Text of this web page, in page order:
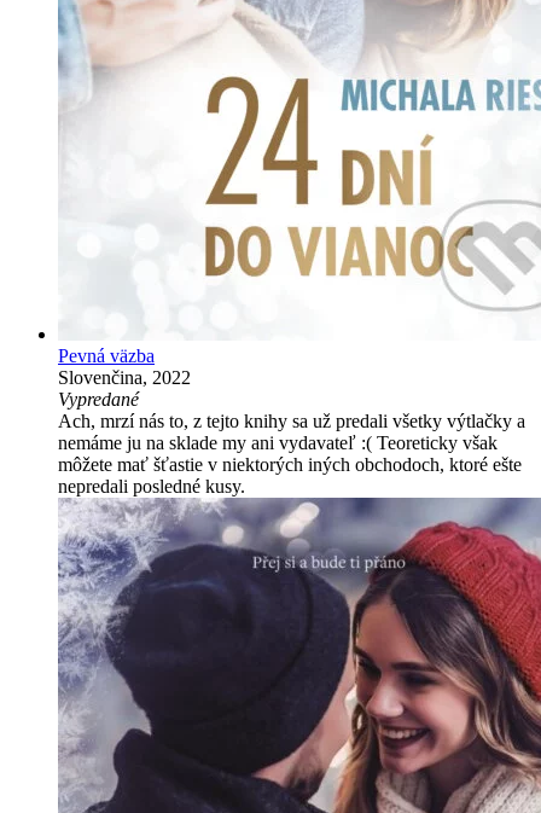
Pevná väzba
Slovenčina, 2022
Vypredané
Ach, mrzí nás to, z tejto knihy sa už predali všetky výtlačky a
nemáme ju na sklade my ani vydavateľ :( Teoreticky však
môžete mať šťastie v niektorých iných obchodoch, ktoré ešte
nepredali posledné kusy.